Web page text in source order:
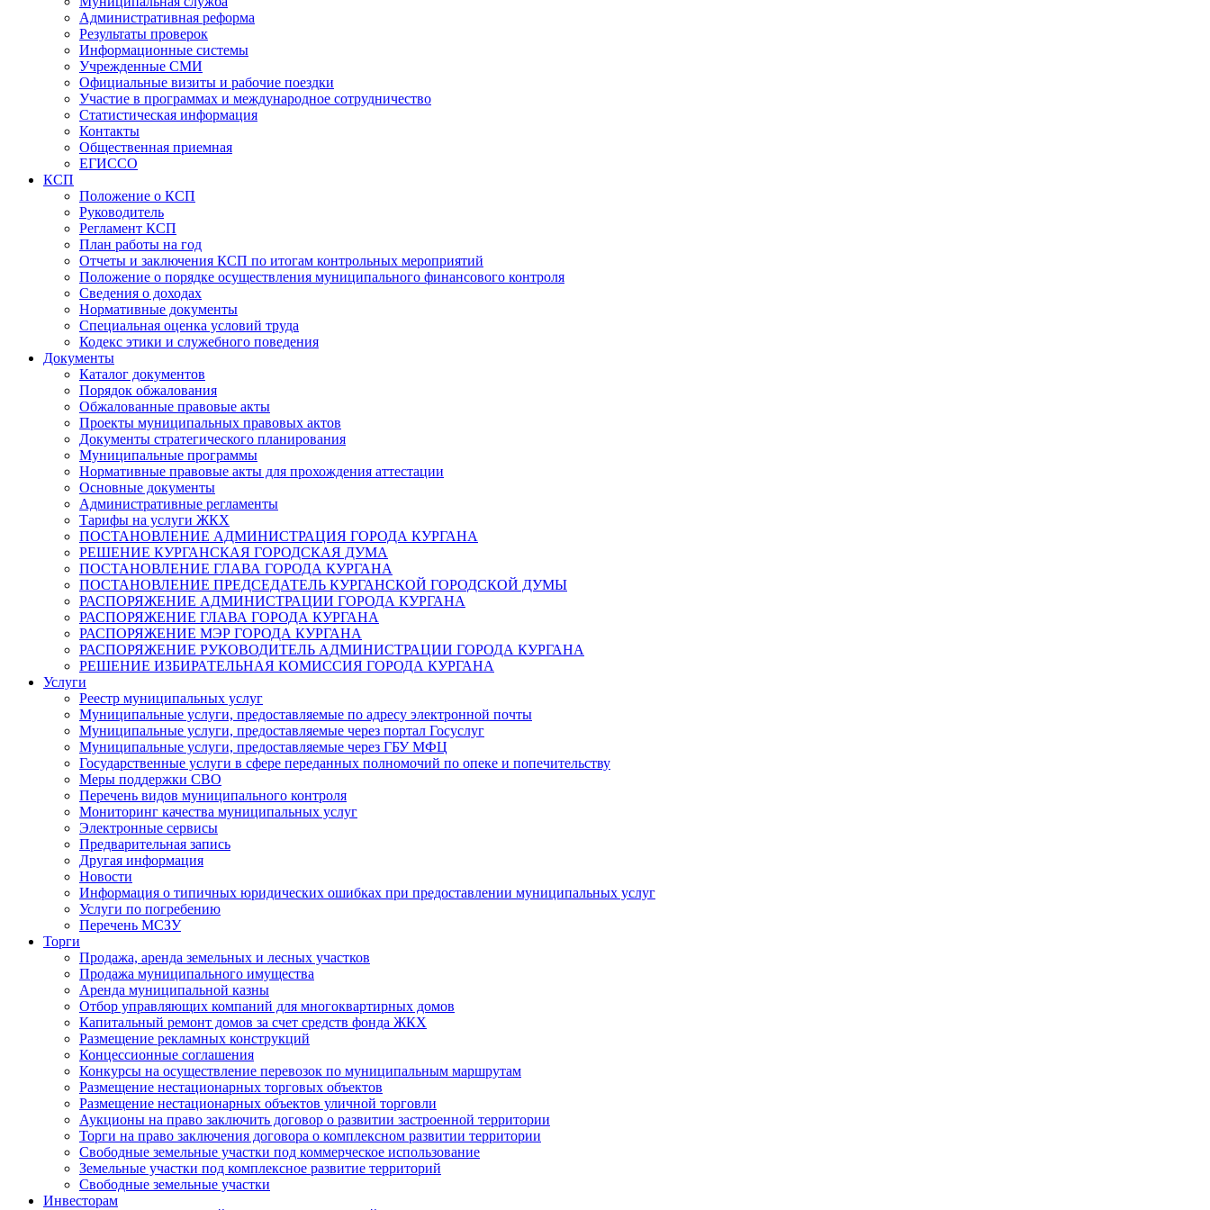
Административная реформа
Результаты проверок
Информационные системы
Учрежденные СМИ
Официальные визиты и рабочие поездки
Участие в программах и международное сотрудничество
Статистическая информация
Контакты
Общественная приемная
ЕГИССО
КСП
Положение о КСП
Руководитель
Регламент КСП
План работы на год
Отчеты и заключения КСП по итогам контрольных мероприятий
Положение о порядке осуществления муниципального финансового контроля
Сведения о доходах
Нормативные документы
Специальная оценка условий труда
Кодекс этики и служебного поведения
Документы
Каталог документов
Порядок обжалования
Обжалованные правовые акты
Проекты муниципальных правовых актов
Документы стратегического планирования
Муниципальные программы
Нормативные правовые акты для прохождения аттестации
Основные документы
Административные регламенты
Тарифы на услуги ЖКХ
ПОСТАНОВЛЕНИЕ АДМИНИСТРАЦИЯ ГОРОДА КУРГАНА
РЕШЕНИЕ КУРГАНСКАЯ ГОРОДСКАЯ ДУМА
ПОСТАНОВЛЕНИЕ ГЛАВА ГОРОДА КУРГАНА
ПОСТАНОВЛЕНИЕ ПРЕДСЕДАТЕЛЬ КУРГАНСКОЙ ГОРОДСКОЙ ДУМЫ
РАСПОРЯЖЕНИЕ АДМИНИСТРАЦИИ ГОРОДА КУРГАНА
РАСПОРЯЖЕНИЕ ГЛАВА ГОРОДА КУРГАНА
РАСПОРЯЖЕНИЕ МЭР ГОРОДА КУРГАНА
РАСПОРЯЖЕНИЕ РУКОВОДИТЕЛЬ АДМИНИСТРАЦИИ ГОРОДА КУРГАНА
РЕШЕНИЕ ИЗБИРАТЕЛЬНАЯ КОМИССИЯ ГОРОДА КУРГАНА
Услуги
Реестр муниципальных услуг
Муниципальные услуги, предоставляемые по адресу электронной почты
Муниципальные услуги, предоставляемые через портал Госуслуг
Муниципальные услуги, предоставляемые через ГБУ МФЦ
Государственные услуги в сфере переданных полномочий по опеке и попечительству
Меры поддержки СВО
Перечень видов муниципального контроля
Мониторинг качества муниципальных услуг
Электронные сервисы
Предварительная запись
Другая информация
Новости
Информация о типичных юридических ошибках при предоставлении муниципальных услуг
Услуги по погребению
Перечень МСЗУ
Торги
Продажа, аренда земельных и лесных участков
Продажа муниципального имущества
Аренда муниципальной казны
Отбор управляющих компаний для многоквартирных домов
Капитальный ремонт домов за счет средств фонда ЖКХ
Размещение рекламных конструкций
Концессионные соглашения
Конкурсы на осуществление перевозок по муниципальным маршрутам
Размещение нестационарных торговых объектов
Размещение нестационарных объектов уличной торговли
Аукционы на право заключить договор о развитии застроенной территории
Торги на право заключения договора о комплексном развитии территории
Свободные земельные участки под коммерческое использование
Земельные участки под комплексное развитие территорий
Свободные земельные участки
Инвесторам